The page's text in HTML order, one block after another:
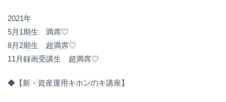
2021年
5月1期生 満席♡
8月2期生 超満席♡
11月録画受講生 超満席♡
◆【新・資産運用キホンのキ講座】